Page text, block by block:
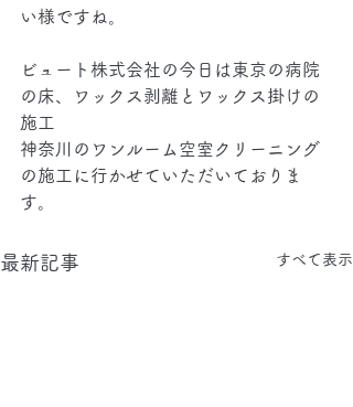
い様ですね。
ビュート株式会社の今日は東京の病院
の床、ワックス剥離とワックス掛けの
施工
神奈川のワンルーム空室クリーニング
の施工に行かせていただいておりま
す。
最新記事 すべて表示